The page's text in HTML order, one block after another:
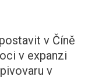
v Číně
v expanzi
v